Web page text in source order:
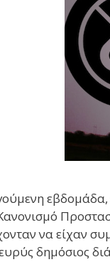
εβδομάδα,
να είχαν
δημόσιος